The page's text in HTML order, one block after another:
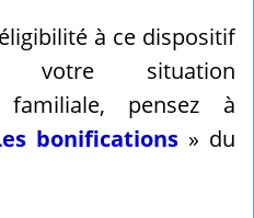
à ce dispositif
votre situation
pensez à
bonifications » du